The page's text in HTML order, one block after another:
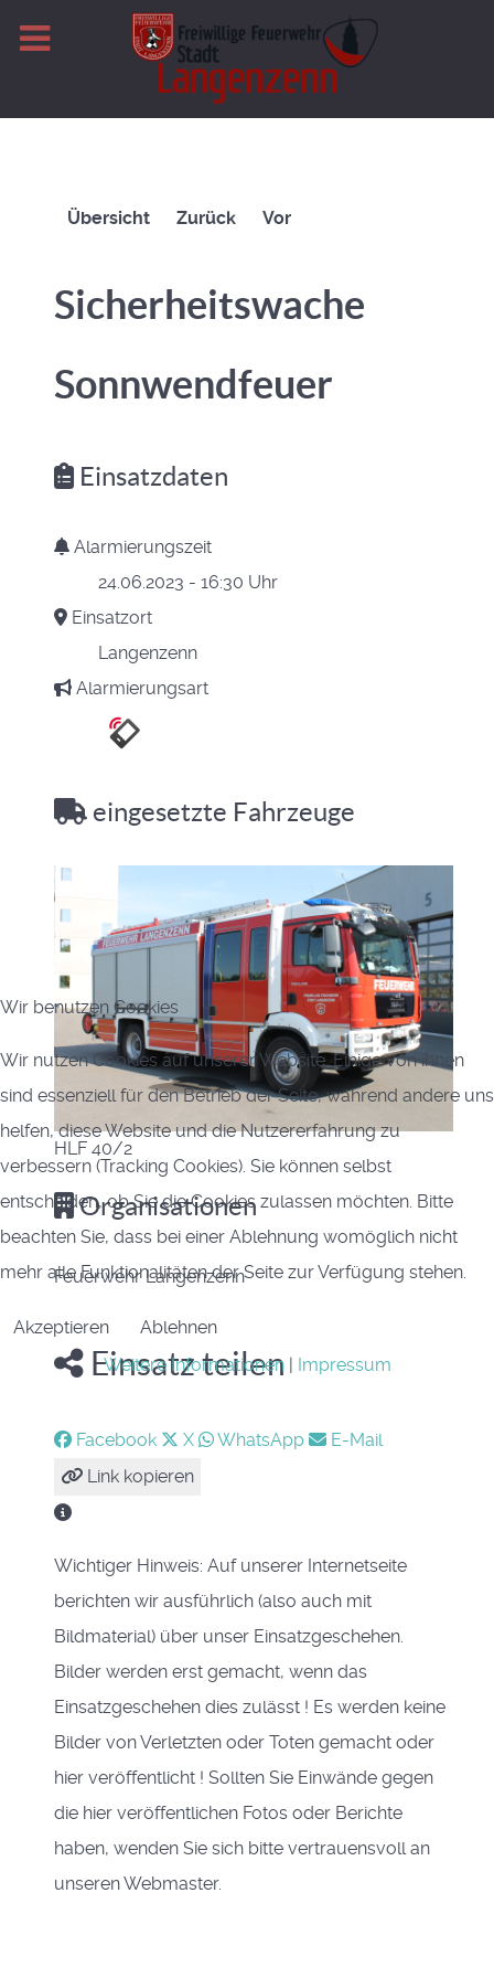
Übersicht Zurück Vor
Sicherheitswache
Sonnwendfeuer
Einsatzdaten
Alarmierungszeit
24.06.2023 - 16:30 Uhr
Einsatzort
Langenzenn
Alarmierungsart
eingesetzte Fahrzeuge
HLF 40/2
Organisationen
Feuerwehr Langenzenn
Einsatz teilen
Facebook X WhatsApp
E-Mail
Link kopieren
Wichtiger Hinweis: Auf unserer Internetseite
berichten wir ausführlich (also auch mit
Bildmaterial) über unser Einsatzgeschehen.
Bilder werden erst gemacht, wenn das
Einsatzgeschehen dies zulässt ! Es werden keine
Bilder von Verletzten oder Toten gemacht oder
hier veröffentlicht ! Sollten Sie Einwände gegen
die hier veröffentlichen Fotos oder Berichte
haben, wenden Sie sich bitte vertrauensvoll an
unseren Webmaster.
Wir benutzen Cookies
Wir nutzen Cookies auf unserer Website. Einige von ihnen
sind essenziell für den Betrieb der Seite, während andere uns
helfen, diese Website und die Nutzererfahrung zu
verbessern (Tracking Cookies). Sie können selbst
entscheiden, ob Sie die Cookies zulassen möchten. Bitte
beachten Sie, dass bei einer Ablehnung womöglich nicht
mehr alle Funktionalitäten der Seite zur Verfügung stehen.
Akzeptieren
Ablehnen
Weitere Informationen| Impressum